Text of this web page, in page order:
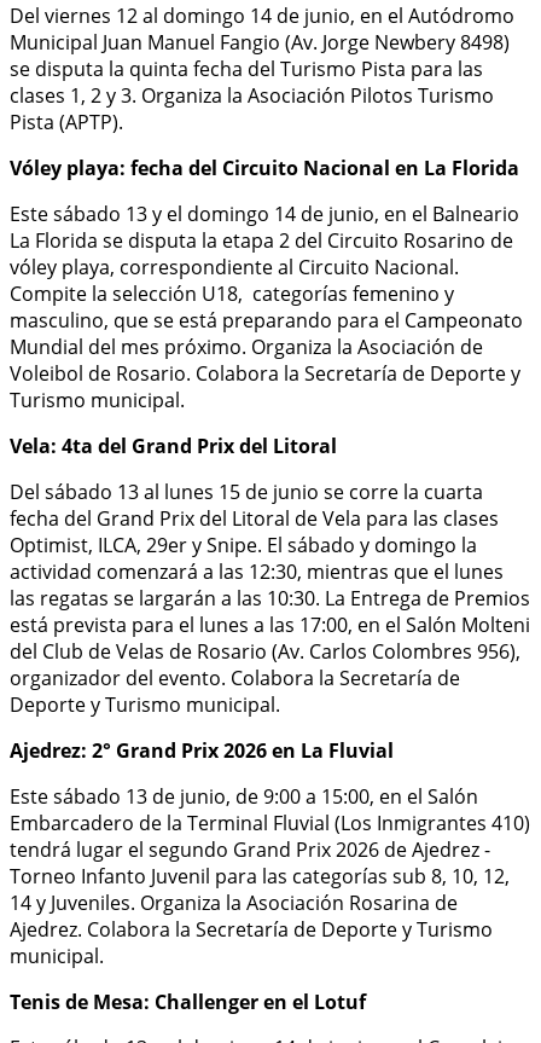
Del viernes 12 al domingo 14 de junio, en el Autódromo
Municipal Juan Manuel Fangio (Av. Jorge Newbery 8498)
se disputa la quinta fecha del Turismo Pista para las
clases 1, 2 y 3. Organiza la Asociación Pilotos Turismo
Pista (APTP).
Vóley playa: fecha del Circuito Nacional en La Florida
Este sábado 13 y el domingo 14 de junio, en el Balneario
La Florida se disputa la etapa 2 del Circuito Rosarino de
vóley playa, correspondiente al Circuito Nacional.
Compite la selección U18, categorías femenino y
masculino, que se está preparando para el Campeonato
Mundial del mes próximo. Organiza la Asociación de
Voleibol de Rosario. Colabora la Secretaría de Deporte y
Turismo municipal.
Vela: 4ta del Grand Prix del Litoral
Del sábado 13 al lunes 15 de junio se corre la cuarta
fecha del Grand Prix del Litoral de Vela para las clases
Optimist, ILCA, 29er y Snipe. El sábado y domingo la
actividad comenzará a las 12:30, mientras que el lunes
las regatas se largarán a las 10:30. La Entrega de Premios
está prevista para el lunes a las 17:00, en el Salón Molteni
del Club de Velas de Rosario (Av. Carlos Colombres 956),
organizador del evento. Colabora la Secretaría de
Deporte y Turismo municipal.
Ajedrez: 2° Grand Prix 2026 en La Fluvial
Este sábado 13 de junio, de 9:00 a 15:00, en el Salón
Embarcadero de la Terminal Fluvial (Los Inmigrantes 410)
tendrá lugar el segundo Grand Prix 2026 de Ajedrez -
Torneo Infanto Juvenil para las categorías sub 8, 10, 12,
14 y Juveniles. Organiza la Asociación Rosarina de
Ajedrez. Colabora la Secretaría de Deporte y Turismo
municipal.
Tenis de Mesa: Challenger en el Lotuf